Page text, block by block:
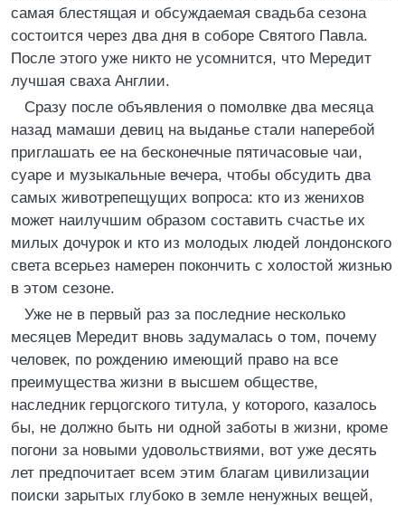
самая блестящая и обсуждаемая свадьба сезона
состоится через два дня в соборе Святого Павла.
После этого уже никто не усомнится, что Мередит
лучшая сваха Англии.
Сразу после объявления о помолвке два месяца
назад мамаши девиц на выданье стали наперебой
приглашать ее на бесконечные пятичасовые чаи,
суаре и музыкальные вечера, чтобы обсудить два
самых животрепещущих вопроса: кто из женихов
может наилучшим образом составить счастье их
милых дочурок и кто из молодых людей лондонского
света всерьез намерен покончить с холостой жизнью
в этом сезоне.
Уже не в первый раз за последние несколько
месяцев Мередит вновь задумалась о том, почему
человек, по рождению имеющий право на все
преимущества жизни в высшем обществе,
наследник герцогского титула, у которого, казалось
бы, не должно быть ни одной заботы в жизни, кроме
погони за новыми удовольствиями, вот уже десять
лет предпочитает всем этим благам цивилизации
поиски зарытых глубоко в земле ненужных вещей,